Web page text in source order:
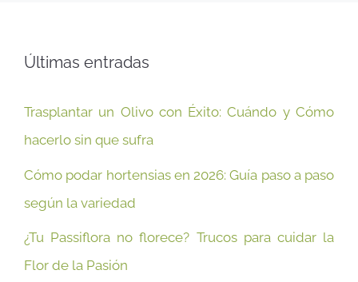
Últimas entradas
Trasplantar un Olivo con Éxito: Cuándo y Cómo
hacerlo sin que sufra
Cómo podar hortensias en 2026: Guía paso a paso
según la variedad
¿Tu Passiflora no florece? Trucos para cuidar la
Flor de la Pasión